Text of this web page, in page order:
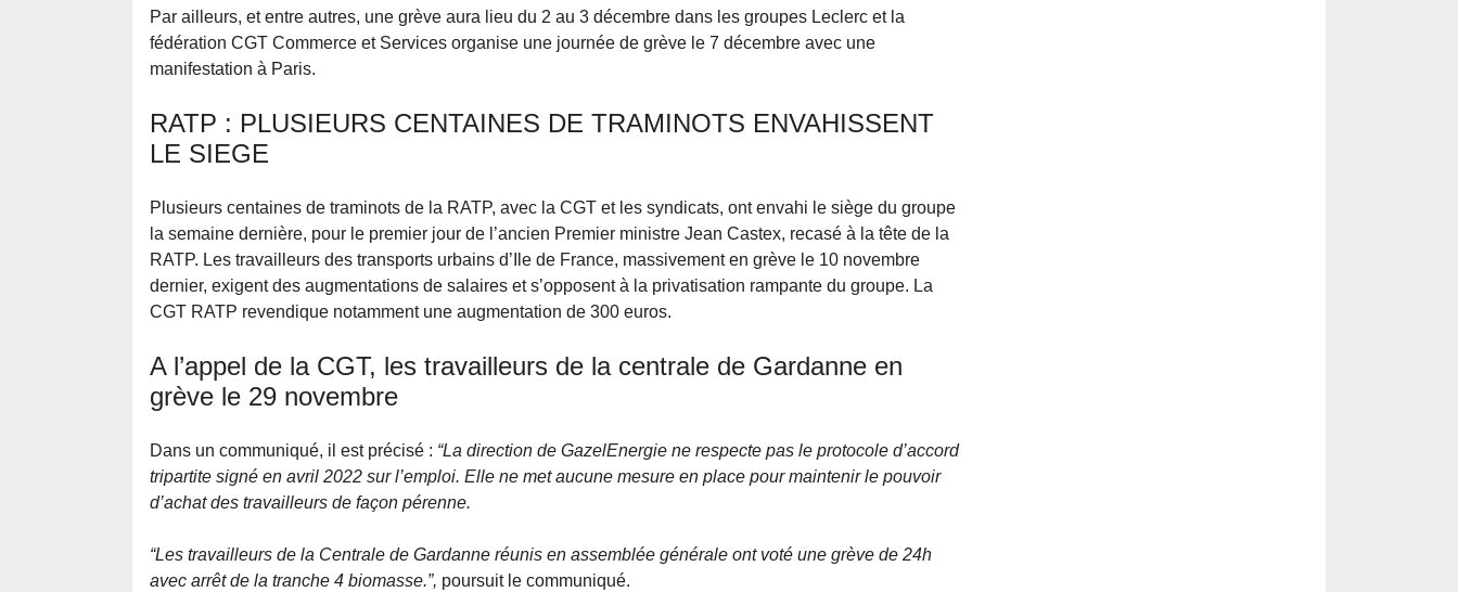
Par ailleurs, et entre autres, une grève aura lieu du 2 au 3 décembre dans les groupes Leclerc et la
fédération CGT Commerce et Services organise une journée de grève le 7 décembre avec une
manifestation à Paris.
RATP : PLUSIEURS CENTAINES DE TRAMINOTS ENVAHISSENT
LE SIEGE
Plusieurs centaines de traminots de la RATP, avec la CGT et les syndicats, ont envahi le siège du groupe
la semaine dernière, pour le premier jour de l’ancien Premier ministre Jean Castex, recasé à la tête de la
RATP. Les travailleurs des transports urbains d’Ile de France, massivement en grève le 10 novembre
dernier, exigent des augmentations de salaires et s’opposent à la privatisation rampante du groupe. La
CGT RATP revendique notamment une augmentation de 300 euros.
A l’appel de la CGT, les travailleurs de la centrale de Gardanne en
grève le 29 novembre
Dans un communiqué, il est précisé : “La direction de GazelEnergie ne respecte pas le protocole d’accord
tripartite signé en avril 2022 sur l’emploi. Elle ne met aucune mesure en place pour maintenir le pouvoir
d’achat des travailleurs de façon pérenne.
“Les travailleurs de la Centrale de Gardanne réunis en assemblée générale ont voté une grève de 24h
avec arrêt de la tranche 4 biomasse.”, poursuit le communiqué.